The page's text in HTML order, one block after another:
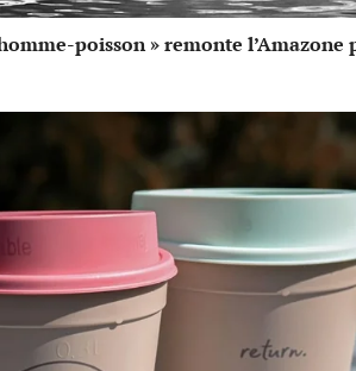
poisson » remonte